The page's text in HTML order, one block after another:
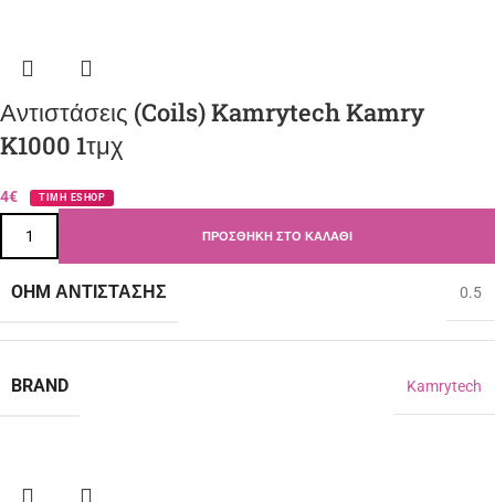
Αντιστάσεις (Coils) Kamrytech Kamry
K1000 1τμχ
4€ ΤΙΜΗ ESHOP
ΠΡΟΣΘΉΚΗ ΣΤΟ ΚΑΛΆΘΙ
OHM ΑΝΤΊΣΤΑΣΗΣ 0.5
BRAND Kamrytech